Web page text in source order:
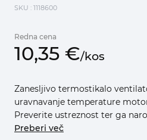
SKU : 1118600
Redna cena
10,35 €/kos
Zanesljivo termostikalo
uravnavanje temperature
Preverite ustreznost ter ga
Preberi več